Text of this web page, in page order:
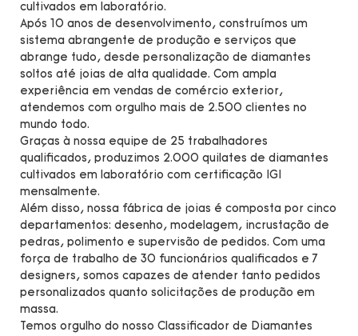
cultivados em laboratório.
Após 10 anos de desenvolvimento, construímos um
sistema abrangente de produção e serviços que
abrange tudo, desde personalização de diamantes
soltos até joias de alta qualidade. Com ampla
experiência em vendas de comércio exterior,
atendemos com orgulho mais de 2.500 clientes no
mundo todo.
Graças à nossa equipe de 25 trabalhadores
qualificados, produzimos 2.000 quilates de diamantes
cultivados em laboratório com certificação IGI
mensalmente.
Além disso, nossa fábrica de joias é composta por cinco
departamentos: desenho, modelagem, incrustação de
pedras, polimento e supervisão de pedidos. Com uma
força de trabalho de 30 funcionários qualificados e 7
designers, somos capazes de atender tanto pedidos
personalizados quanto solicitações de produção em
massa.
Temos orgulho do nosso Classificador de Diamantes